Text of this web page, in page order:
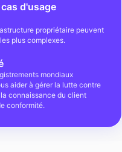
d'usage
propriétaire peuvent
plus complexes.
mondiaux
aider à gérer la lutte contre
connaissance du client
conformité.